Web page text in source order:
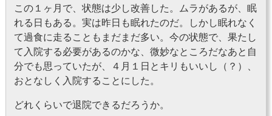
この１ヶ月で、状態は少し改善した。ムラがあるが、眠
れる日もある。実は昨日も眠れたのだ。しかし眠れなく
て過食に走ることもまだまだ多い。今の状態で、果たし
て入院する必要があるのかな、微妙なところだなあと自
分でも思っていたが、４月１日とキリもいいし（？）、
おとなしく入院することにした。
どれくらいで退院できるだろうか。